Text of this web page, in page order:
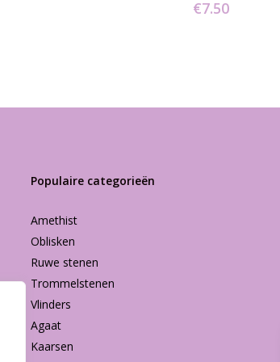
€7.50
Populaire categorieën
Amethist
Oblisken
Ruwe stenen
Trommelstenen
Vlinders
Agaat
Kaarsen